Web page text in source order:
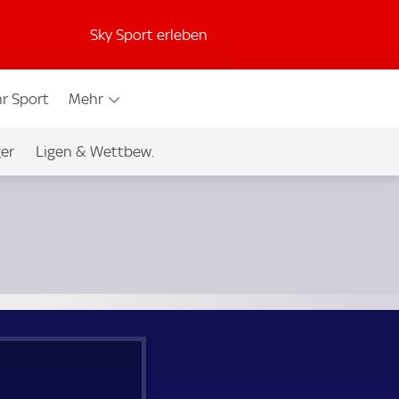
Sky Sport erleben
Sport Mehr
Ligen & Wettbew.